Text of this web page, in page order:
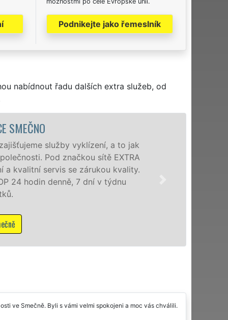
Podnikejte jako řemeslník
nabídnout řadu dalších extra služeb, od
Společnost EXTRA VYKLÍZENÍ zajištuje
poboček levné, přesto kvalitní a
okolí. Poskytujeme tuto službu jak fyzickým,
zárukou kvalitně odvedené práce, a to NON-
ve Smečně. Byli s vámi velmi spokojeni a moc vás chválili.